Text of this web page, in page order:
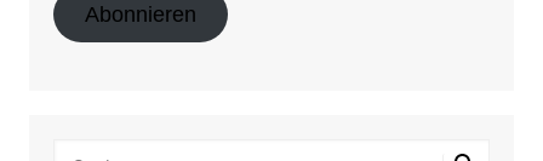
Abonnieren